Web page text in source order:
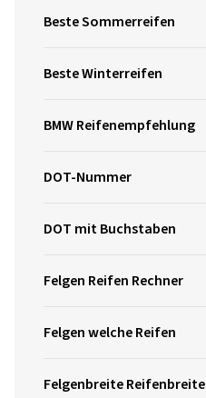
Beste Sommerreifen
Beste Winterreifen
BMW Reifenempfehlung
DOT-Nummer
DOT mit Buchstaben
Felgen Reifen Rechner
Felgen welche Reifen
Felgenbreite Reifenbreite